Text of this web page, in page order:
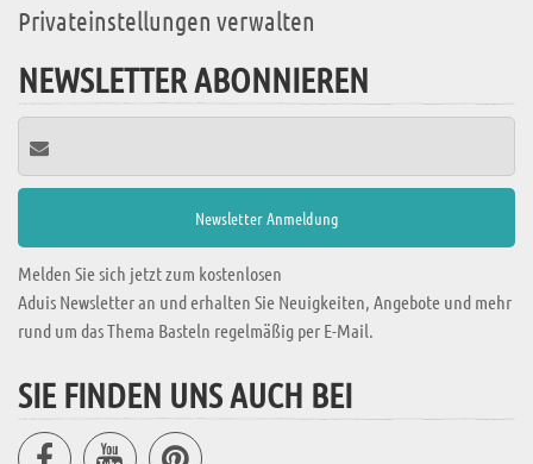
Privateinstellungen verwalten
NEWSLETTER ABONNIEREN
Melden Sie sich jetzt zum kostenlosen
Aduis Newsletter an und erhalten Sie Neuigkeiten, Angebote und mehr
rund um das Thema Basteln regelmäßig per E-Mail.
SIE FINDEN UNS AUCH BEI